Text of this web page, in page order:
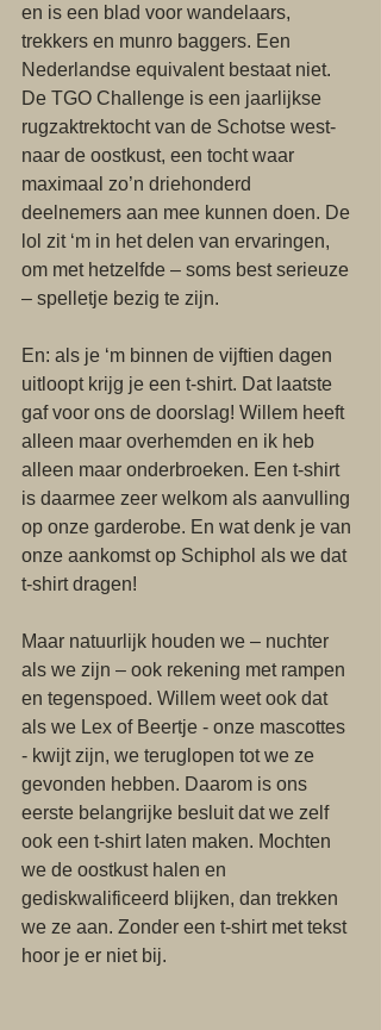
en is een blad voor wandelaars,
trekkers en munro baggers. Een
Nederlandse equivalent bestaat niet.
De TGO Challenge is een jaarlijkse
rugzaktrektocht van de Schotse west-
naar de oostkust, een tocht waar
maximaal zo’n driehonderd
deelnemers aan mee kunnen doen. De
lol zit ‘m in het delen van ervaringen,
om met hetzelfde – soms best serieuze
– spelletje bezig te zijn.
En: als je ‘m binnen de vijftien dagen
uitloopt krijg je een t-shirt. Dat laatste
gaf voor ons de doorslag! Willem heeft
alleen maar overhemden en ik heb
alleen maar onderbroeken. Een t-shirt
is daarmee zeer welkom als aanvulling
op onze garderobe. En wat denk je van
onze aankomst op Schiphol als we dat
t-shirt dragen!
Maar natuurlijk houden we – nuchter
als we zijn – ook rekening met rampen
en tegenspoed. Willem weet ook dat
als we Lex of Beertje - onze mascottes
- kwijt zijn, we teruglopen tot we ze
gevonden hebben. Daarom is ons
eerste belangrijke besluit dat we zelf
ook een t-shirt laten maken. Mochten
we de oostkust halen en
gediskwalificeerd blijken, dan trekken
we ze aan. Zonder een t-shirt met tekst
hoor je er niet bij.